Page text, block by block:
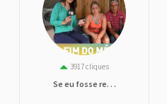
3917 cliques
Se eu fosse re. . .